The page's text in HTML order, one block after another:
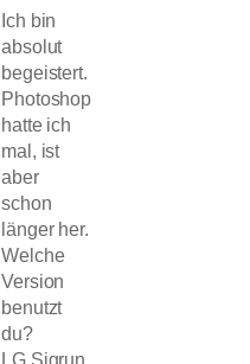
Ich bin
absolut
begeistert.
Photoshop
hatte ich
mal, ist
aber
schon
länger her.
Welche
Version
benutzt
du?
LG Sigrun